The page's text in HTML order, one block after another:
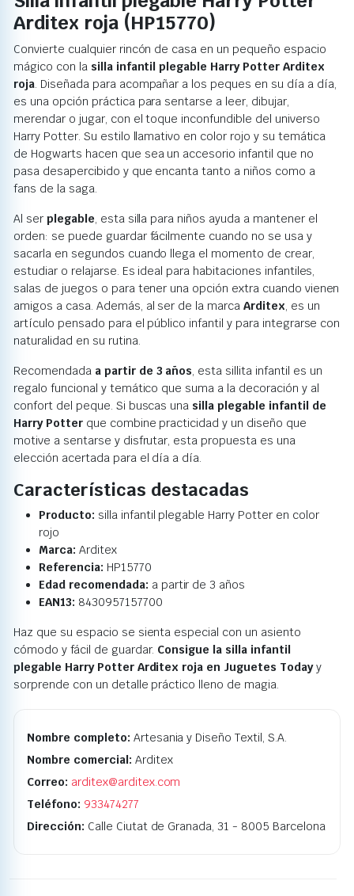
Arditex roja (HP15770)
Convierte cualquier rincón de casa en un pequeño espacio
mágico con la silla infantil plegable Harry Potter Arditex
roja. Diseñada para acompañar a los peques en su día a día,
es una opción práctica para sentarse a leer, dibujar,
merendar o jugar, con el toque inconfundible del universo
Harry Potter. Su estilo llamativo en color rojo y su temática
de Hogwarts hacen que sea un accesorio infantil que no
pasa desapercibido y que encanta tanto a niños como a
fans de la saga.
Al serplegable, esta silla para niños ayuda a mantener el
orden: se puede guardar fácilmente cuando no se usa y
sacarla en segundos cuando llega el momento de crear,
estudiar o relajarse. Es ideal para habitaciones infantiles,
salas de juegos o para tener una opción extra cuando vienen
amigos a casa. Además, al ser de la marca Arditex, es un
artículo pensado para el público infantil y para integrarse con
naturalidad en su rutina.
Recomendada a partir de 3 años, esta sillita infantil es un
regalo funcional y temático que suma a la decoración y al
confort del peque. Si buscas una silla plegable infantil de
Harry Potterque combine practicidad y un diseño que
motive a sentarse y disfrutar, esta propuesta es una
elección acertada para el día a día.
Características destacadas
Producto: silla infantil plegable Harry Potter en color
rojo
Marca: Arditex
Referencia: HP15770
Edad recomendada: a partir de 3 años
EAN13: 8430957157700
Haz que su espacio se sienta especial con un asiento
cómodo y fácil de guardar. Consigue la silla infantil
plegable Harry Potter Arditex roja en Juguetes Todayy
sorprende con un detalle práctico lleno de magia.
Nombre completo: Artesania y Diseño Textil, S.A.
Nombre comercial: Arditex
Correo: arditex@arditex.com
Teléfono: 933474277
Dirección: Calle Ciutat de Granada, 31 - 8005 Barcelona